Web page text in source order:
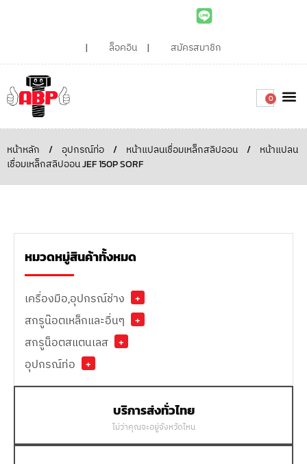
ล็อคอิน สมัครสมาชิก
0
หน้าหลัก / อุปกรณ์ท่อ / หน้าแปลนเชื่อมเหล็กสลิปออน /
หน้าแปลน
เชื่อมเหล็กสลิปออน JEF 150P SORF
หมวดหมู่สินค้าทั้งหมด
เครื่องมือ,อุปกรณ์ช่าง
+
สกรูน๊อตเหล็กและอื่นๆ
+
สกรูน็อตสแตนเลส
+
อุปกรณ์ท่อ
+
บริการส่งทั่วไทย
ไม่ว่าคุณจะอยู่จังหวัดไหน